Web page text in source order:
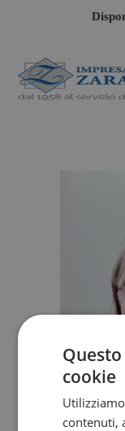
cookie
contenuti,